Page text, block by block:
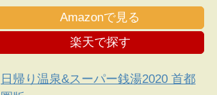
Amazonで見る
楽天で探す
日帰り温泉&スーパー銭湯2020 首都